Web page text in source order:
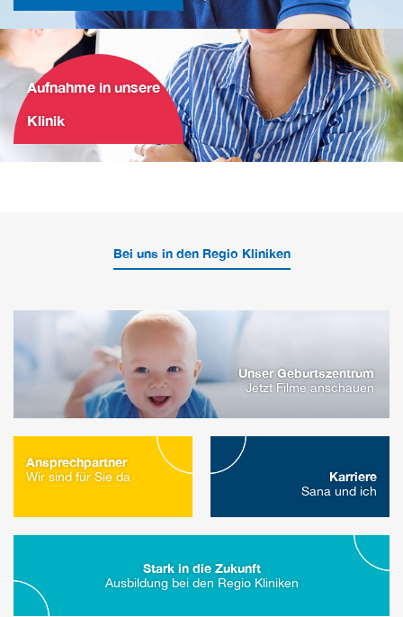
Aufnahme in unsere
Klinik
Bei uns in den Regio Kliniken
Unser Geburtszentrum
Jetzt Filme anschauen
Ansprechpartner
Wir sind für Sie da Karriere
Sana und ich
Stark in die Zukunft
Ausbildung bei den Regio Kliniken